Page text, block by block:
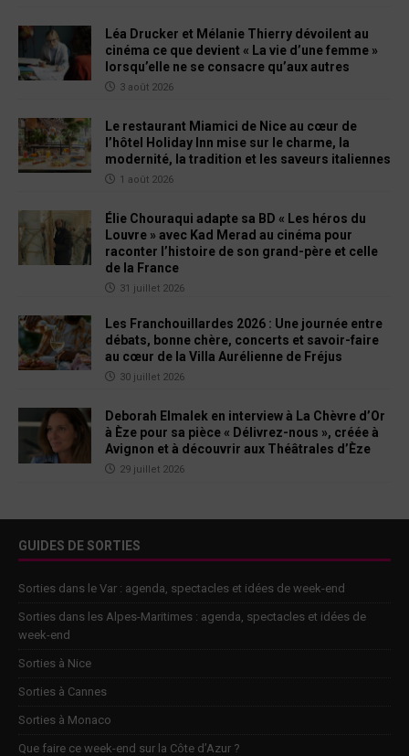
Léa Drucker et Mélanie Thierry dévoilent au
cinéma ce que devient « La vie d’une femme »
lorsqu’elle ne se consacre qu’aux autres
3 août 2026
Le restaurant Miamici de Nice au cœur de
l’hôtel Holiday Inn mise sur le charme, la
modernité, la tradition et les saveurs italiennes
1 août 2026
Élie Chouraqui adapte sa BD « Les héros du
Louvre » avec Kad Merad au cinéma pour
raconter l’histoire de son grand-père et celle
de la France
31 juillet 2026
Les Franchouillardes 2026 : Une journée entre
débats, bonne chère, concerts et savoir-faire
au cœur de la Villa Aurélienne de Fréjus
30 juillet 2026
Deborah Elmalek en interview à La Chèvre d’Or
à Èze pour sa pièce « Délivrez-nous », créée à
Avignon et à découvrir aux Théâtrales d’Èze
29 juillet 2026
GUIDES DE SORTIES
Sorties dans le Var : agenda, spectacles et idées de week-end
Sorties dans les Alpes-Maritimes : agenda, spectacles et idées de
week-end
Sorties à Nice
Sorties à Cannes
Sorties à Monaco
Que faire ce week-end sur la Côte d’Azur ?